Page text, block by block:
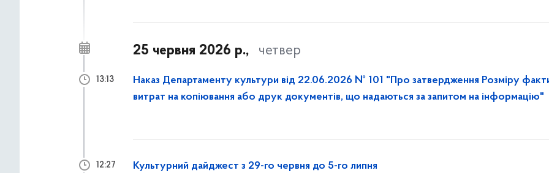
25 червня 2026 р., четвер
Наказ Департаменту культури від 22.06.2026 № 101 "Про затвердження Розміру
витрат на копіювання або друк документів, що надаються за запитом на інформацію"
13:13
Культурний дайджест з 29-го червня до 5-го липня
12:27